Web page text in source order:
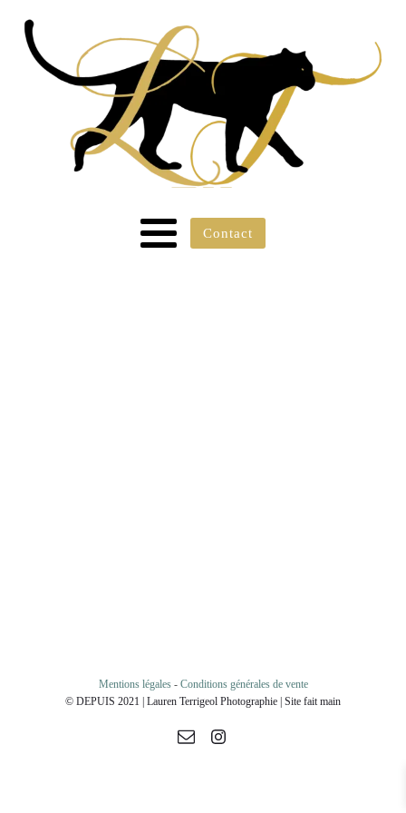
Contact
Mentions légales- Conditions générales de vente
© DEPUIS 2021 | Lauren Terrigeol Photographie | Site fait main